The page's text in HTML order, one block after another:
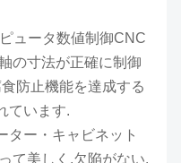
ュータ数値制御CNC
の寸法が正確に制御
防止機能を達成する
ています.
ター・キャビネット
て美しく,欠陥がない.